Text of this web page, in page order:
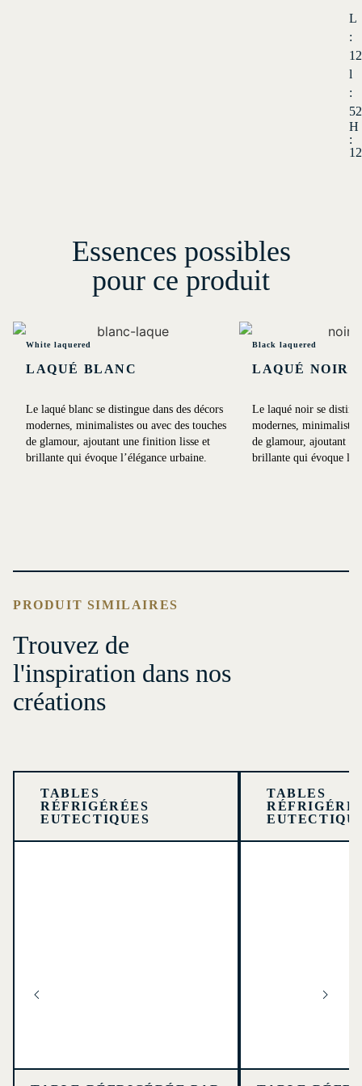
L
:
l
:
H
:
Essences possibles
pour ce produit
White laquered
LAQUÉ BLANC
Le laqué blanc se distingue dans des décors
modernes, minimalistes ou avec des touches
de glamour, ajoutant une finition lisse et
brillante qui évoque l’élégance urbaine.
Black laquered
LAQUÉ NOIR
Le laqué noir se
modernes, minimalistes
de glamour, ajoutant
brillante qui évoque
PRODUIT SIMILAIRES
Trouvez de
l'inspiration dans nos
créations
TABLES
RÉFRIGÉRÉES
EUTECTIQUES
TABLES